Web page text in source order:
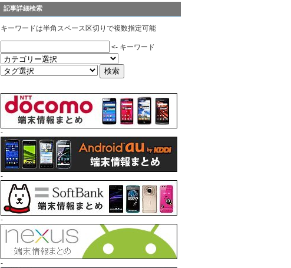
記事詳細検索
キーワードは半角スペース区切りで複数指定可能
<- キーワード
-
-
-
-